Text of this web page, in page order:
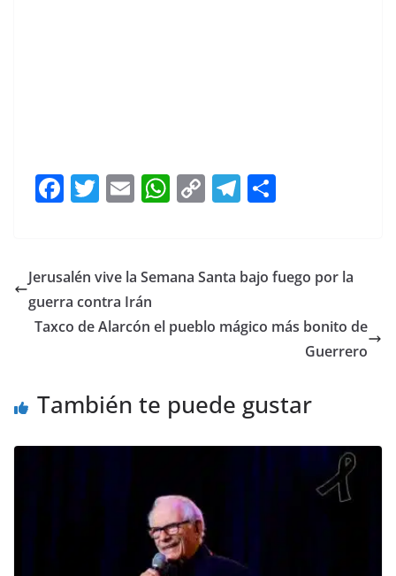
F
e
b
o
T
er
E
l
W
s
p
C
y
n
T
gr
m
e
Jerusalén vive la Semana Santa bajo fuego por la
guerra contra Irán
Taxco de Alarcón el pueblo mágico más bonito de
Guerrero
También te puede gustar